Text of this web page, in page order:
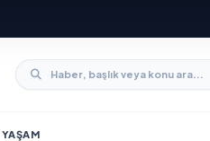
YAŞAM